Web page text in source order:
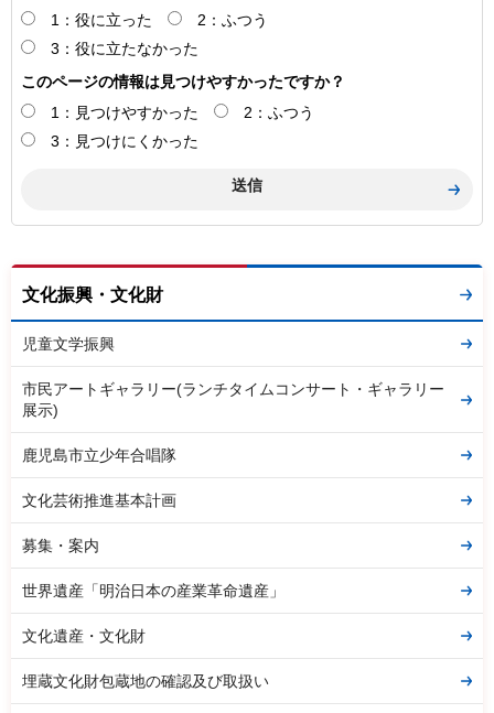
1：役に立った
2：ふつう
3：役に立たなかった
このページの情報は見つけやすかったですか？
1：見つけやすかった
2：ふつう
3：見つけにくかった
文化振興・文化財
児童文学振興
市民アートギャラリー(ランチタイムコンサート・ギャラリー
展示)
鹿児島市立少年合唱隊
文化芸術推進基本計画
募集・案内
世界遺産「明治日本の産業革命遺産」
文化遺産・文化財
埋蔵文化財包蔵地の確認及び取扱い